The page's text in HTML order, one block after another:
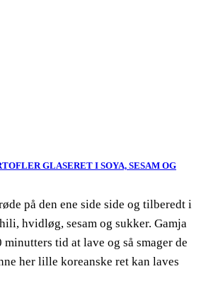
GLASERET I SOYA, SESAM OG
på den ene side side og tilberedt i
hvidløg, sesam og sukker. Gamja
tid at lave og så smager de
her lille koreanske ret kan laves